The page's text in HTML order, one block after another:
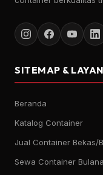
SITEMAP &
Beranda
Katalog Container
Jual Container Bekas/
Sewa Container